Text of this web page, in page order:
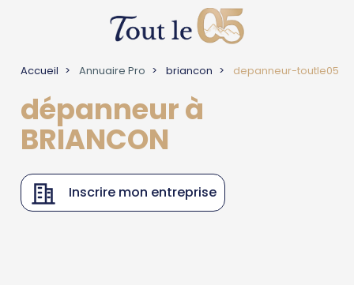
Accueil Annuaire Pro briancon depanneur-toutle05
dépanneur à
BRIANCON
Inscrire mon entreprise